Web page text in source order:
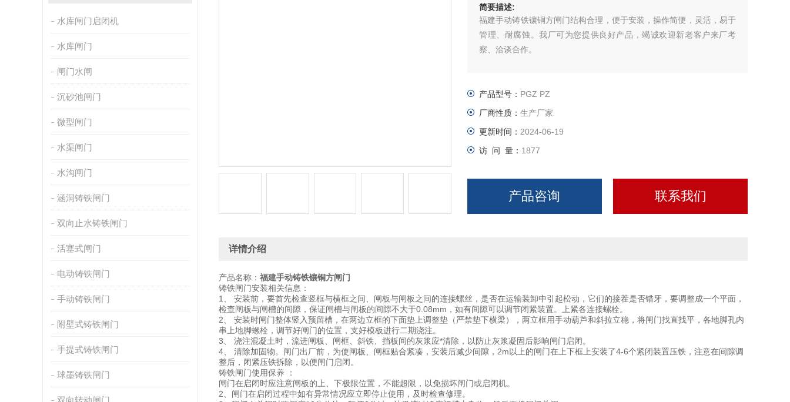
水库闸门启闭机
水库闸门
闸门水闸
沉砂池闸门
微型闸门
水渠闸门
水沟闸门
涵洞铸铁闸门
双向止水铸铁闸门
活塞式闸门
电动铸铁闸门
手动铸铁闸门
附壁式铸铁闸门
手提式铸铁闸门
球墨铸铁闸门
双向转动闸门
简要描述:
福建手动铸铁镶铜方闸门结构合理，便于安装，操作简便，灵活，易于
管理、耐腐蚀。我厂可为您提供良好产品，竭诚欢迎新老客户来厂考
察、洽谈合作。
产品型号： PGZ PZ
厂商性质： 生产厂家
更新时间： 2024-06-19
访 问 量： 1877
产品咨询 联系我们
详情介绍
产品名称： 福建手动铸铁镶铜方闸门
铸铁闸门安装相关信息：
1、 安装前，要首先检查竖框与横框之间、闸板与闸板之间的连接螺丝，是否在运输装卸中引起松动，它们的接茬是否错牙，要调整成一个平面，
检查闸板与闸槽的间隙，保证闸槽与闸板的间隙不大于0.08mm，如有间隙可以调节闭紧装置。上紧各连接螺栓。
2、 安装时闸门整体竖入预留槽，在两边立框的下面垫上调整垫（严禁垫下横梁），两立框用手动葫芦和斜拉立稳，将闸门找直找平，各地脚孔内
串上地脚螺栓，调节好闸门的位置，支好模板进行二期浇注。
3、 浇注混凝土时，流进闸板、闸框、斜铁、挡板间的灰浆应*清除，以防止灰浆凝固后影响闸门启闭。
4、 清除加固物。闸门出厂前，为使闸板、闸框贴合紧凑，安装后减少间隙，2m以上的闸门在上下框上安装了4-6个紧闭装置压铁，注意在间隙调
整后，闭紧压铁拆除，以便闸门启闭。
铸铁闸门使用保养 ：
闸门在启闭时应注意闸板的上、下极限位置，不能超限，以免损坏闸门或启闭机。
2、闸门在启闭过程中如有异常情况应立即停止使用，及时检查修理。